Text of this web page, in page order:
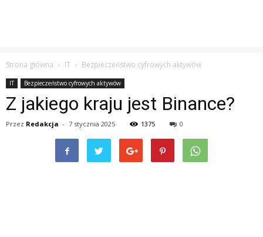
Strona główna IT Bezpieczeństwo cyfrowych aktywów
IT Bezpieczeństwo cyfrowych aktywów
Z jakiego kraju jest Binance?
Przez Redakcja - 7 stycznia 2025 1375 0